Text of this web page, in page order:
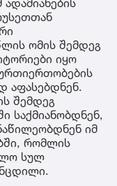
ომის შემდეგ
იყო
აფასებდნენ.
შემდეგ
საქმიანობდნენ,
იმ
რომლის
სულ